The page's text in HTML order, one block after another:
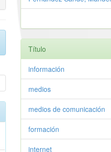
Título
información
medios
medios de comunicación
formación
internet